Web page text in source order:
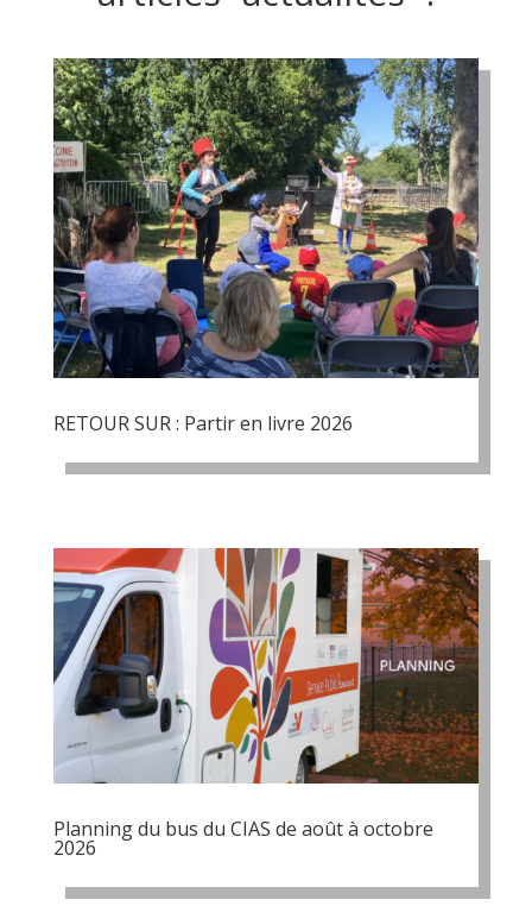
RETOUR SUR : Partir en livre 2026
Planning du bus du CIAS de août à octobre
2026